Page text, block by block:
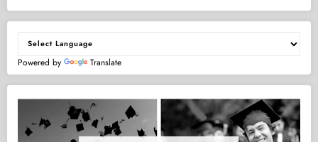
Powered by Translate